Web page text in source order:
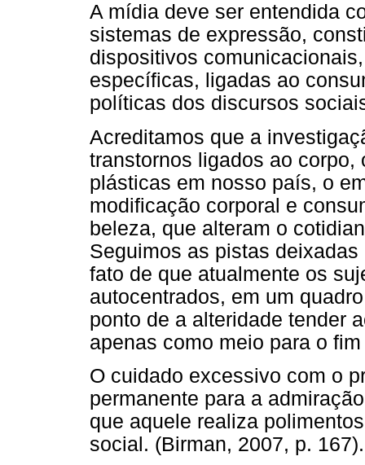
A mídia deve ser entendida
sistemas de expressão,
dispositivos
específicas, ligadas ao
políticas dos discursos
Acreditamos que a
transtornos ligados ao
plásticas em nosso país, o
modificação corporal e
beleza, que alteram o
Seguimos as pistas
fato de que atualmente os
autocentrados, em um
ponto de a alteridade tender
apenas como meio para o
O cuidado excessivo com o
permanente para a
que aquele realiza
social. (Birman, 2007, p. 167).